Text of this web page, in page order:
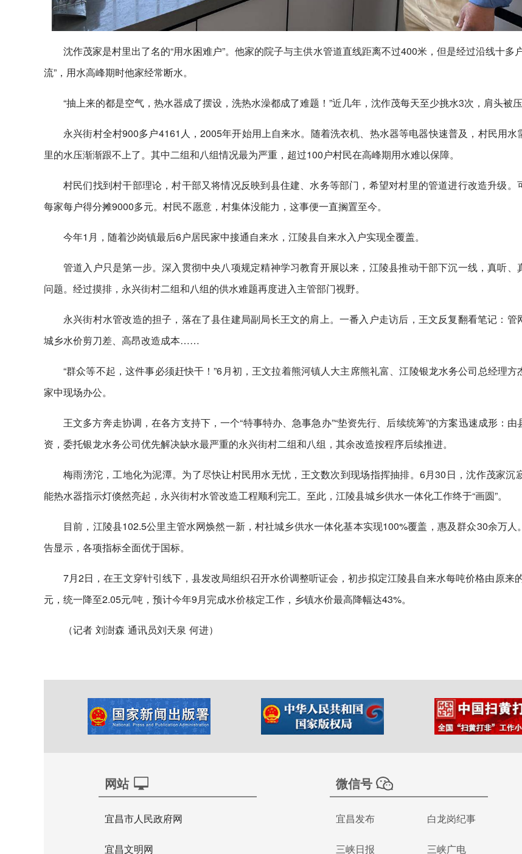
沈作茂家是村里出了名的“用水困难户”。他家的院子与主供水管道直线距离不过400米，但是经过沿线十多
流”，用水高峰期时他家经常断水。
“抽上来的都是空气，热水器成了摆设，洗热水澡都成了难题！”近几年，沈作茂每天至少挑水3次，肩头被压
永兴街村全村900多户4161人，2005年开始用上自来水。随着洗衣机、热水器等电器快速普及，村民用水
里的水压渐渐跟不上了。其中二组和八组情况最为严重，超过100户村民在高峰期用水难以保障。
村民们找到村干部理论，村干部又将情况反映到县住建、水务等部门，希望对村里的管道进行改造升级。
每家每户得分摊9000多元。村民不愿意，村集体没能力，这事便一直搁置至今。
今年1月，随着沙岗镇最后6户居民家中接通自来水，江陵县自来水入户实现全覆盖。
管道入户只是第一步。深入贯彻中央八项规定精神学习教育开展以来，江陵县推动干部下沉一线，真听、
问题。经过摸排，永兴街村二组和八组的供水难题再度进入主管部门视野。
永兴街村水管改造的担子，落在了县住建局副局长王文的肩上。一番入户走访后，王文反复翻看笔记：管
城乡水价剪刀差、高昂改造成本……
“群众等不起，这件事必须赶快干！”6月初，王文拉着熊河镇人大主席熊礼富、江陵银龙水务公司总经理方
家中现场办公。
王文多方奔走协调，在各方支持下，一个“特事特办、急事急办”“垫资先行、后续统筹”的方案迅速成形：
资，委托银龙水务公司优先解决缺水最严重的永兴街村二组和八组，其余改造按程序后续推进。
梅雨滂沱，工地化为泥潭。为了尽快让村民用水无忧，王文数次到现场指挥抽排。6月30日，沈作茂家沉
能热水器指示灯倏然亮起，永兴街村水管改造工程顺利完工。至此，江陵县城乡供水一体化工作终于“画圆”。
目前，江陵县102.5公里主管水网焕然一新，村社城乡供水一体化基本实现100%覆盖，惠及群众30余万人
告显示，各项指标全面优于国标。
7月2日，在王文穿针引线下，县发改局组织召开水价调整听证会，初步拟定江陵县自来水每吨价格由原来
元，统一降至2.05元/吨，预计今年9月完成水价核定工作，乡镇水价最高降幅达43%。
（记者 刘澍森 通讯员刘天泉 何进）
网站
宜昌市人民政府网
宜昌文明网
微信号
宜昌发布 白龙岗纪事
三峡日报 三峡广电